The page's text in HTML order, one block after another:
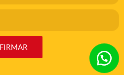
FIRMAR